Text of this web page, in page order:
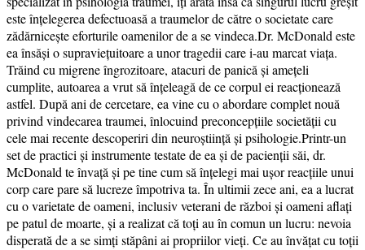
este înțelegerea defectuoasă a traumelor de către o societate care
zădărnicește eforturile oamenilor de a se vindeca.Dr. McDonald este
ea însăși o supraviețuitoare a unor tragedii care i-au marcat viața.
Trăind cu migrene îngrozitoare, atacuri de panică și amețeli
cumplite, autoarea a vrut să înțeleagă de ce corpul ei reacționează
astfel. După ani de cercetare, ea vine cu o abordare complet nouă
privind vindecarea traumei, înlocuind preconcepțiile societății cu
cele mai recente descoperiri din neuroștiință și psihologie.Printr-un
set de practici și instrumente testate de ea și de pacienții săi, dr.
McDonald te învață și pe tine cum să înțelegi mai ușor reacțiile unui
corp care pare să lucreze împotriva ta. În ultimii zece ani, ea a lucrat
cu o varietate de oameni, inclusiv veterani de război și oameni aflați
pe patul de moarte, și a realizat că toți au în comun un lucru: nevoia
disperată de a se simți stăpâni ai propriilor vieți. Ce au învățat cu toții